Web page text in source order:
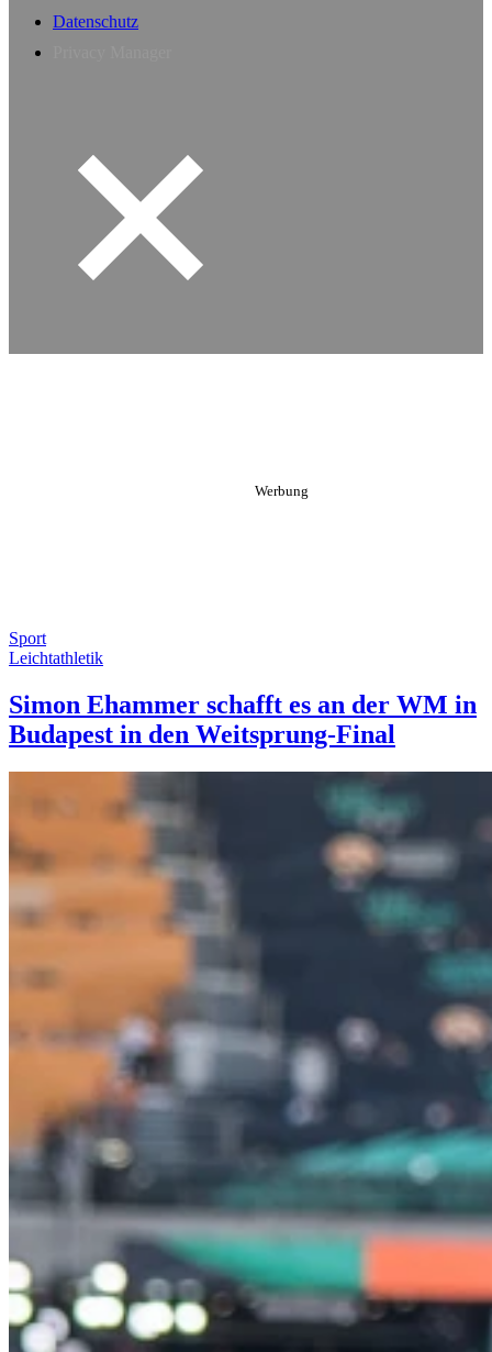
Datenschutz
Sport
Leichtathletik
Simon Ehammer schafft es an der WM in
Budapest in den Weitsprung-Final